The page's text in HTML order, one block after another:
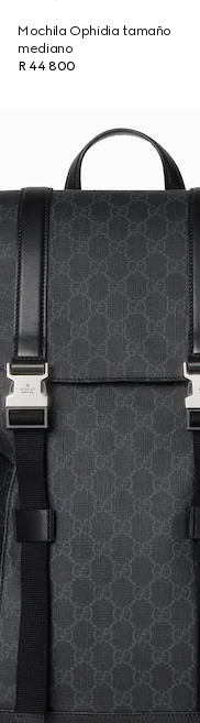
Mochila Ophidia tamaño
mediano
R 44 800